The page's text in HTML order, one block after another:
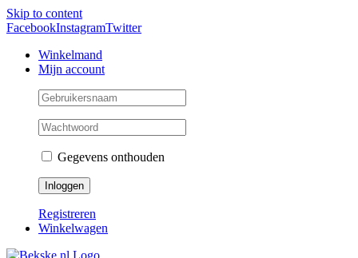
Skip to content
FacebookInstagramTwitter
Winkelmand
Mijn account
Gegevens onthouden
Registreren
Winkelwagen